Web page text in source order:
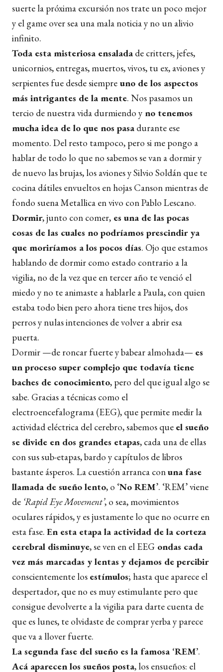
suerte la próxima excursión nos trate un poco mejor
y el game over sea una mala noticia y no un alivio
infinito.
Toda esta misteriosa ensalada de critters, jefes,
unicornios, entregas, muertos, vivos, tu ex, aviones y
serpientes fue desde siempre uno de los aspectos
más intrigantes de la mente. Nos pasamos un
tercio de nuestra vida durmiendo y no tenemos
mucha idea de lo que nos pasa durante ese
momento. Del resto tampoco, pero si me pongo a
hablar de todo lo que no sabemos se van a dormir y
de nuevo las brujas, los aviones y Silvio Soldán que te
cocina dátiles envueltos en hojas Canson mientras de
fondo suena Metallica en vivo con Pablo Lescano.
Dormir, junto con comer, es una de las pocas
cosas de las cuales no podríamos prescindir ya
que moriríamos a los pocos días. Ojo que estamos
hablando de dormir como estado contrario a la
vigilia, no de la vez que en tercer año te venció el
miedo y no te animaste a hablarle a Paula, con quien
estaba todo bien pero ahora tiene tres hijos, dos
perros y nulas intenciones de volver a abrir esa
puerta.
Dormir —de roncar fuerte y babear almohada— es
un proceso super complejo que todavía tiene
baches de conocimiento, pero del que igual algo se
sabe. Gracias a técnicas como el
electroencefalograma (EEG), que permite medir la
actividad eléctrica del cerebro, sabemos que el sueño
se divide en dos grandes etapas, cada una de ellas
con sus sub-etapas, bardo y capítulos de libros
bastante ásperos. La cuestión arranca conuna fase
llamada de sueño lento, o ‘No REM’. ‘REM’ viene
de ‘Rapid Eye Movement’, o sea, movimientos
oculares rápidos, y es justamente lo que no ocurre en
esta fase. En esta etapa la actividad de la corteza
cerebral disminuye, se ven en el EEG ondas cada
vez más marcadas y lentas y dejamos de percibir
conscientemente los estímulos; hasta que aparece el
despertador, que no es muy estimulante pero que
consigue devolverte a la vigilia para darte cuenta de
que es lunes, te olvidaste de comprar yerba y parece
que va a llover fuerte.
La segunda fase del sueño es la famosa ‘REM’.
Acá aparecen los sueños posta, los ensueños: el